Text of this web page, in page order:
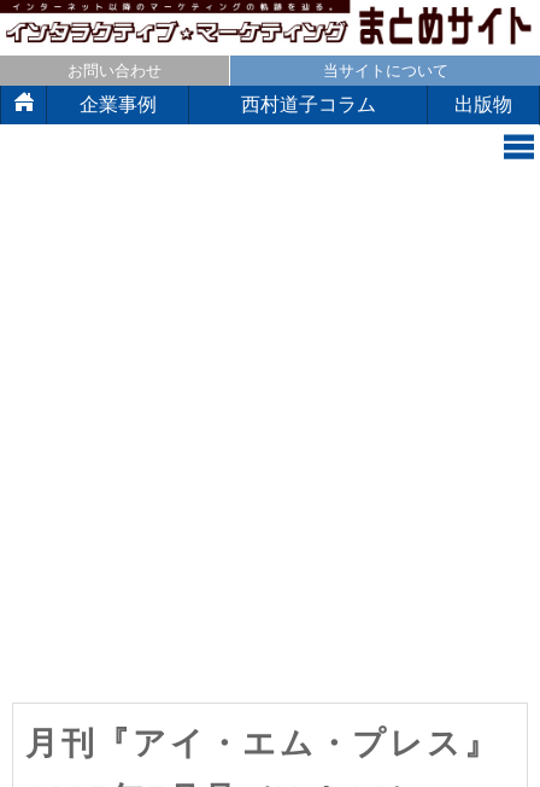
お問い合わせ 当サイトについて
企業事例 西村道子コラム 出版物
月刊『アイ・エム・プレス』